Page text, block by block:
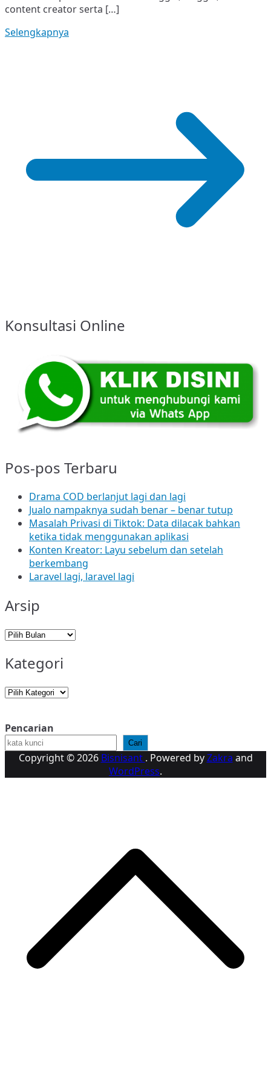
di
content creator serta […]
Selengkapnya
Konsultasi Online
Pos-pos Terbaru
Drama COD berlanjut lagi dan lagi
Jualo nampaknya sudah benar – benar tutup
Masalah Privasi di Tiktok: Data dilacak bahkan
ketika tidak menggunakan aplikasi
Konten Kreator: Layu sebelum dan setelah
berkembang
Laravel lagi, laravel lagi
Arsip
Arsip
Kategori
Kategori
Pencarian
Cari
Copyright © 2026 Bisnisant . Powered byZakra and
WordPress.